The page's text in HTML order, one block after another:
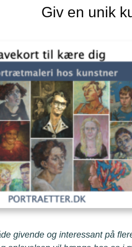
Giv en unik
givende og interessant på